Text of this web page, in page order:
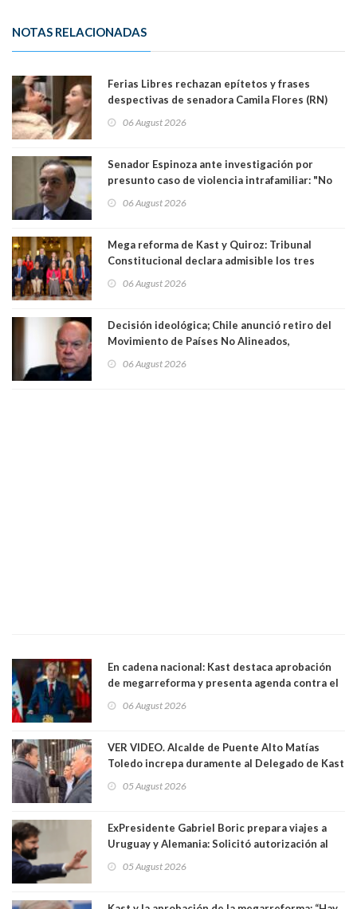
NOTAS RELACIONADAS
Ferias Libres rechazan epítetos y frases
despectivas de senadora Camila Flores (RN)
06 August 2026
Senador Espinoza ante investigación por
presunto caso de violencia intrafamiliar: "No
antecedentes a Tribunal Supremo
06 August 2026
Mega reforma de Kast y Quiroz: Tribunal
Constitucional declara admisible los tres
06 August 2026
Decisión ideológica; Chile anunció retiro del
Movimiento de Países No Alineados,
1971. Excanciller Insulza lamentó decisión
06 August 2026
En cadena nacional: Kast destaca aprobación
de megarreforma y presenta agenda contra el
06 August 2026
VER VIDEO. Alcalde de Puente Alto Matías
Toledo increpa duramente al Delegado de Kast
delegado nuevamente arrancando"
05 August 2026
ExPresidente Gabriel Boric prepara viajes a
Uruguay y Alemania: Solicitó autorización al
05 August 2026